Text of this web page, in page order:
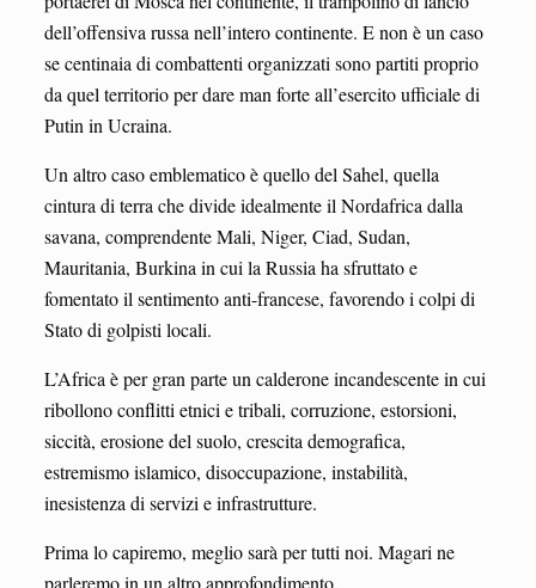
dell’offensiva russa nell’intero continente. E non è un caso
se centinaia di combattenti organizzati sono partiti proprio
da quel territorio per dare man forte all’esercito ufficiale di
Putin in Ucraina.
Un altro caso emblematico è quello del Sahel, quella
cintura di terra che divide idealmente il Nordafrica dalla
savana, comprendente Mali, Niger, Ciad, Sudan,
Mauritania, Burkina in cui la Russia ha sfruttato e
fomentato il sentimento anti-francese, favorendo i colpi di
Stato di golpisti locali.
L’Africa è per gran parte un calderone incandescente in cui
ribollono conflitti etnici e tribali, corruzione, estorsioni,
siccità, erosione del suolo, crescita demografica,
estremismo islamico, disoccupazione, instabilità,
inesistenza di servizi e infrastrutture.
Prima lo capiremo, meglio sarà per tutti noi. Magari ne
parleremo in un altro approfondimento.